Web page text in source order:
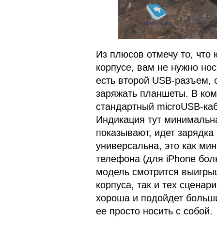
Из плюсов отмечу то, что
корпусе, вам не нужно
есть второй USB-разъем,
заряжать планшеты. В
стандартный microUSB-
Индикация тут
показывают, идет
универсальна, это как
телефона (для iPhone
модель смотрится
корпуса, так и тех
хороша и подойдет
ее просто носить с собой.